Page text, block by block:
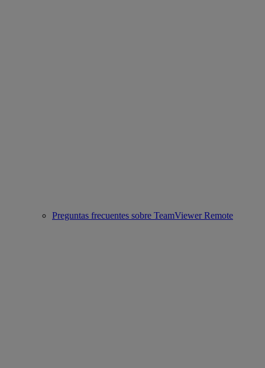
Preguntas frecuentes sobre TeamViewer Remote